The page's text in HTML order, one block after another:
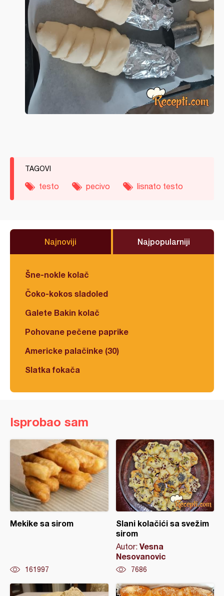
TAGOVI
testo pecivo lisnato testo
Najnoviji Najpopularniji
Šne-nokle kolač
Čoko-kokos sladoled
Galete Bakin kolač
Pohovane pečene paprike
Americke palačinke (30)
Slatka fokača
Isprobao sam
Mekike sa sirom
161997
Slani kolačići sa svežim
sirom
Autor: Vesna
Nesovanovic
7686